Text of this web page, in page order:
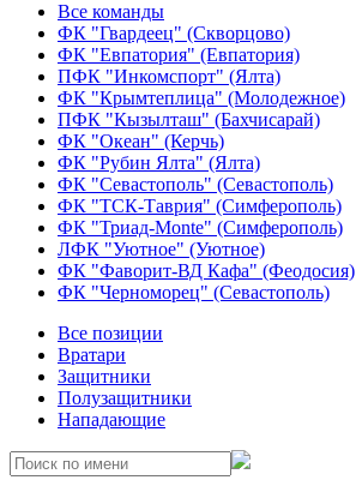
Все команды
ФК "Гвардеец" (Скворцово)
ФК "Евпатория" (Евпатория)
ПФК "Инкомспорт" (Ялта)
ФК "Крымтеплица" (Молодежное)
ПФК "Кызылташ" (Бахчисарай)
ФК "Океан" (Керчь)
ФК "Рубин Ялта" (Ялта)
ФК "Севастополь" (Севастополь)
ФК "ТСК-Таврия" (Симферополь)
ФК "Триад-Monte" (Симферополь)
ЛФК "Уютное" (Уютное)
ФК "Фаворит-ВД Кафа" (Феодосия)
ФК "Черноморец" (Севастополь)
Все позиции
Вратари
Защитники
Полузащитники
Нападающие